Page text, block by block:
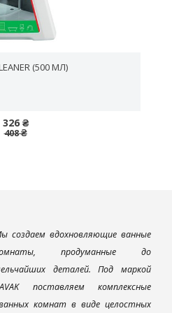
(500 МЛ)
326 ₴
408 ₴
создаем вдохновляющие ванные
продуманные до
деталей. Под маркой
поставляем комплексные
комнат в виде целостных